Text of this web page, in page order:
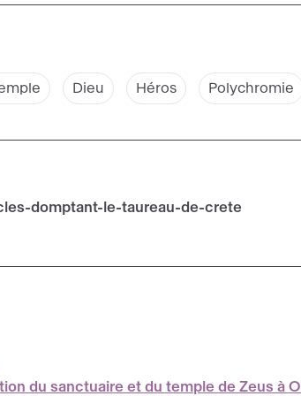
Dieu Héros Polychromie
domptant-le-taureau-de-crete
du sanctuaire et du temple de Zeus à